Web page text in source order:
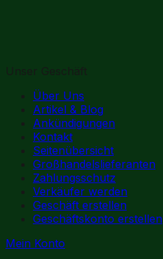
Unser Geschäft
Über Uns
Artikel & Blog
Ankündigungen
Kontakt
Seitenübersicht
Großhandelslieferanten
Zahlungsschutz
Verkäufer werden
Geschäft erstellen
Geschäftskonto erstellen
Mein Konto